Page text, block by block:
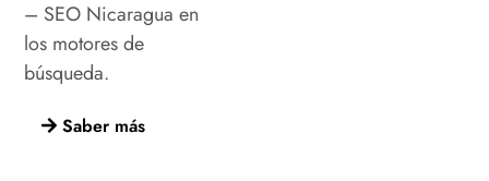
– SEO Nicaragua en
los motores de
búsqueda.
Saber más